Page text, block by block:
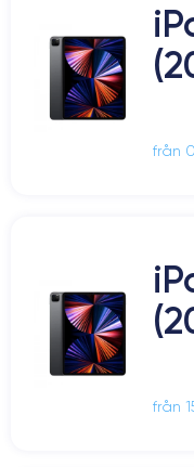
från
från